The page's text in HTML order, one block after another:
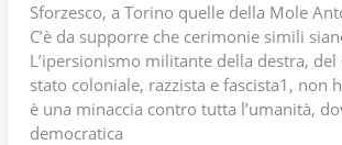
Sforzesco, a Torino quelle della Mole
C’è da supporre che cerimonie simili
L’ipersionismo militante della destra,
stato coloniale, razzista e fascista1, non
è una minaccia contro tutta l’umanità,
democratica